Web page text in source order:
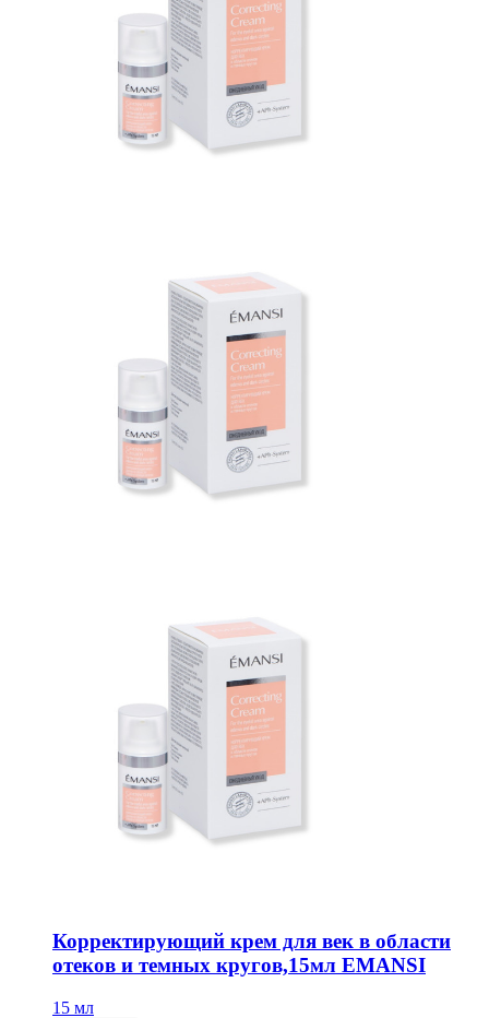
Корректирующий крем для век в области
отеков и темных кругов,15мл EMANSI
15 мл